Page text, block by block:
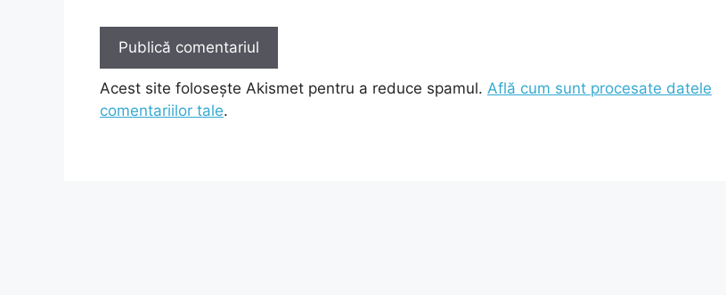
Acest site folosește Akismet pentru a reduce spamul. Află cum sunt procesate datele
comentariilor tale.